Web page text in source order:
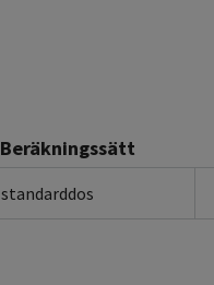
Beräkningssätt
standarddos